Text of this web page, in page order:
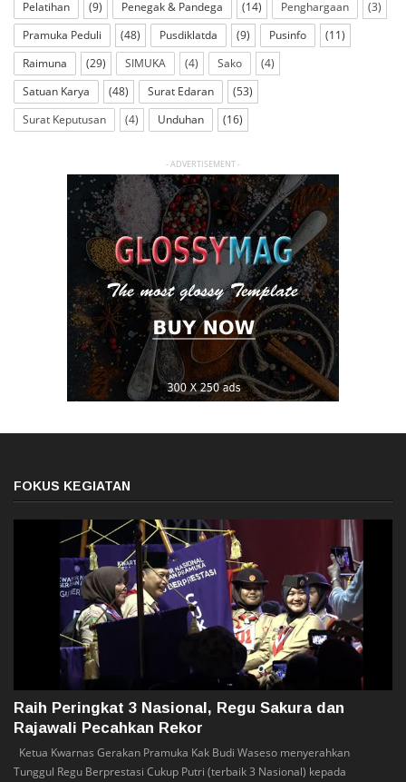
Pelatihan
(9) Penegak & Pandega (14) Penghargaan
(3)
Pramuka Peduli
(48) Pusdiklatda (9) Pusinfo
(11)
Raimuna
(29) SIMUKA (4) Sako
(4)
Satuan Karya
(48) Surat Edaran
(53)
Surat Keputusan
(4) Unduhan (16)
- ADVERTISEMENT -
FOKUS KEGIATAN
Raih Peringkat 3 Nasional, Regu Sakura dan
Rajawali Pecahkan Rekor
Ketua Kwarnas Gerakan Pramuka Kak Budi Waseso menyerahkan
Tunggul Regu Berprestasi Cukup Putri (terbaik 3 Nasional) kepada